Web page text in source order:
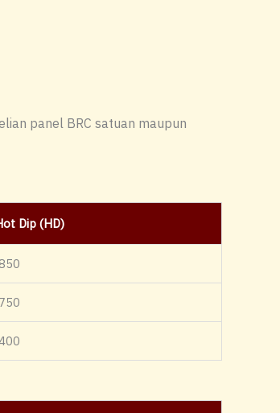
panel BRC satuan maupun
Dip (HD)